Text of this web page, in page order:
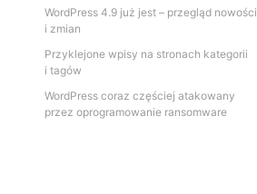
WordPress 4.9 już jest – przegląd nowości
i zmian
Przyklejone wpisy na stronach kategorii
i tagów
WordPress coraz częściej atakowany
przez oprogramowanie ransomware